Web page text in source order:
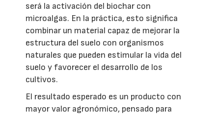
será la activación del biochar con
microalgas. En la práctica, esto significa
combinar un material capaz de mejorar la
estructura del suelo con organismos
naturales que pueden estimular la vida del
suelo y favorecer el desarrollo de los
cultivos.
El resultado esperado es un producto con
mayor valor agronómico, pensado para